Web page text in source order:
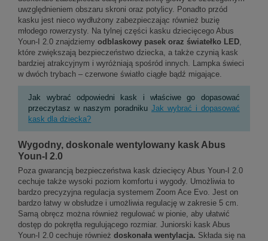
uwzględnieniem obszaru skroni oraz potylicy. Ponadto przód
kasku jest nieco wydłużony zabezpieczając również buzię
młodego rowerzysty. Na tylnej części kasku dziecięcego Abus
Youn-I 2.0 znajdziemy odblaskowy pasek oraz światełko LED,
które zwiększają bezpieczeństwo dziecka, a także czynią kask
bardziej atrakcyjnym i wyróżniają spośród innych. Lampka świeci
w dwóch trybach – czerwone światło ciągłe bądź migające.
Jak wybrać odpowiedni kask i właściwe go dopasować
przeczytasz w naszym poradniku Jak wybrać i dopasować
kask dla dziecka?
Wygodny, doskonale wentylowany kask Abus
Youn-I 2.0
Poza gwarancją bezpieczeństwa kask dziecięcy Abus Youn-I 2.0
cechuje także wysoki poziom komfortu i wygody. Umożliwia to
bardzo precyzyjna regulacja systemem Zoom Ace Evo. Jest on
bardzo łatwy w obsłudze i umożliwia regulację w zakresie 5 cm.
Samą obręcz można również regulować w pionie, aby ułatwić
dostęp do pokrętła regulującego rozmiar. Juniorski kask Abus
Youn-I 2.0 cechuje również doskonała wentylacja. Składa się na